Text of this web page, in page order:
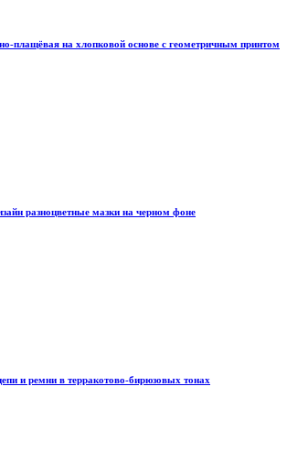
плащёвая на хлопковой основе с геометричным принтом
разноцветные мазки на черном фоне
и ремни в терракотово-бирюзовых тонах